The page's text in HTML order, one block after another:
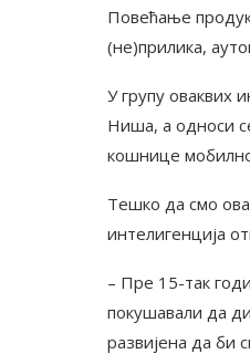
Повећање
(не)прилика,
У групу оваквих
Ниша, а односи
кошнице
Тешко да смо
интелигенција
– Пре 15-так
покушавали да
развијена да би